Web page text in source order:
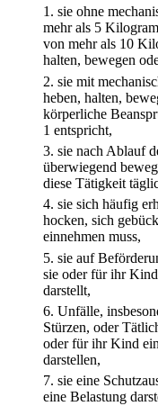
1. sie ohne
mehr als 5
von mehr als 10
halten, bewegen
2. sie mit
heben, halten,
körperliche
1 entspricht,
3. sie nach Ablauf
überwiegend
diese Tätigkeit
4. sie sich häufig
hocken, sich
einnehmen muss,
5. sie auf
sie oder für ihr
darstellt,
6. Unfälle,
Stürzen, oder
oder für ihr Kind
darstellen,
7. sie eine
eine Belastung